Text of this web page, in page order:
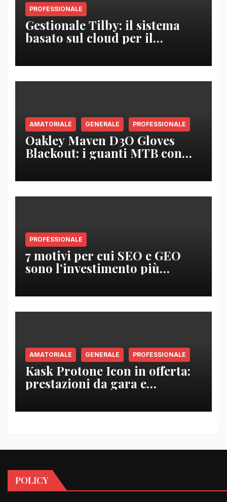
PROFESSIONALE
Gestionale Tilby: il sistema
basato sul cloud per il
AMATORIALE GENERALE PROFESSIONALE
Oakley Maven D3O Gloves
Blackout: i guanti MTB con
enduro e downhill
PROFESSIONALE
7 motivi per cui SEO e GEO
sono l’investimento più
commerce (e perché Google
AMATORIALE GENERALE PROFESSIONALE
Kask Protone Icon in offerta:
prestazioni da gara e
uno dei caschi più richiesti
POLICY